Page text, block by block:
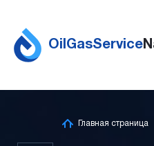
OilGasService
Главная страница